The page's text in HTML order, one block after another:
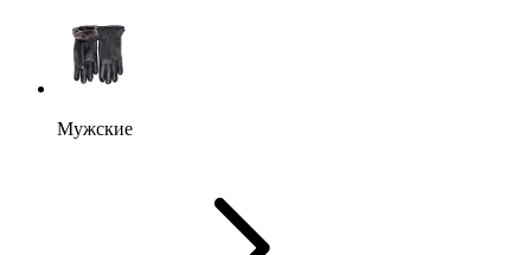
Мужские